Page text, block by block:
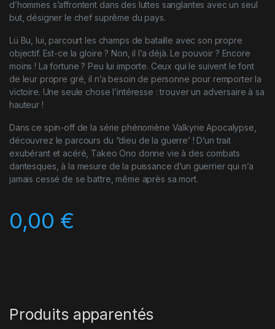
d’hommes s’affrontent dans des luttes sanglantes avec un seul
but, désigner le chef suprême du pays.
Lü Bu, lui, parcourt les champs de bataille avec son propre
objectif. Est-ce la gloire ? Non, il l’a déjà. Le pouvoir ? Encore
moins ! La fortune ? Peu lui importe. Ceux qui le suivent le font
de leur propre gré, il n’a besoin de personne pour remporter la
victoire. Une seule chose l’intéresse : trouver un adversaire à sa
hauteur !
Dans ce spin-off de la série phénomène Valkyrie Apocalypse,
découvrez le parcours du “dieu de la guerre’ ! D’un trait
exubérant et acéré, Takeo Ono donne vie à des combats
dantesques, à la mesure de la puissance d’un guerrier qui n’a
jamais cessé de se battre, même après sa mort.
0,00 €
Produits apparentés